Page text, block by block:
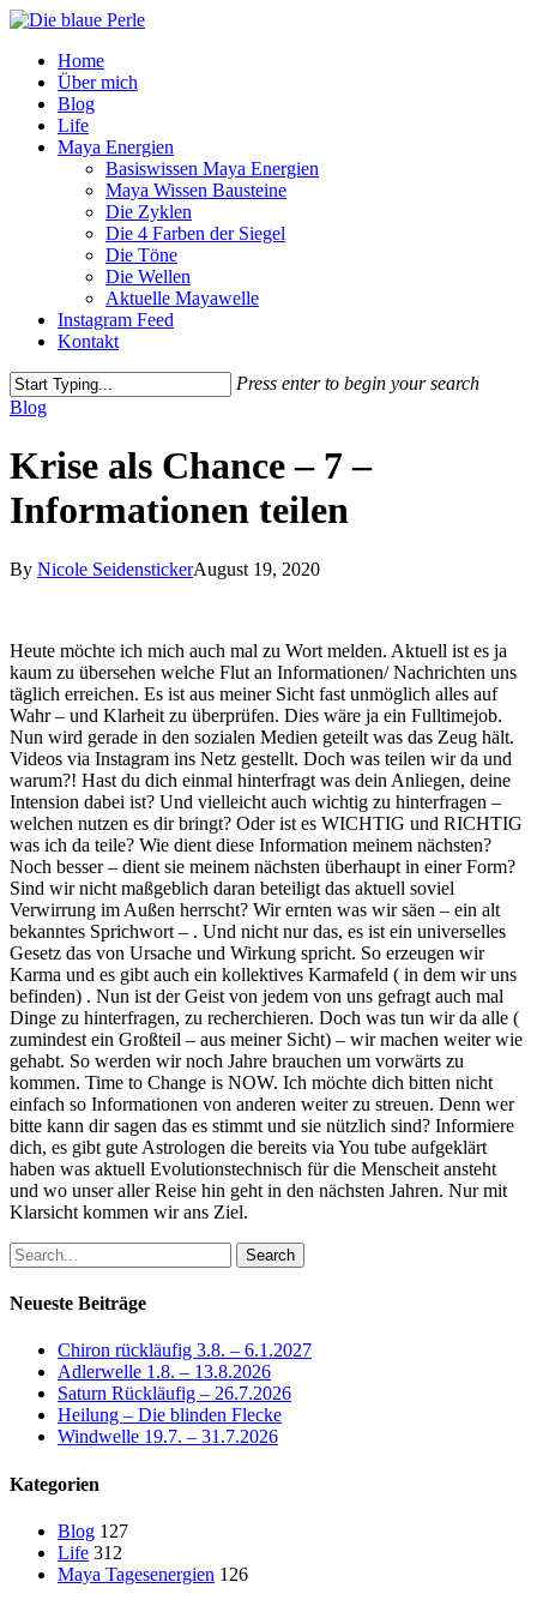
Skip
main
content
Menu
Home
Über mich
Blog
Life
Maya Energien
Basiswissen Maya Energien
Maya Wissen Bausteine
Die Zyklen
Die 4 Farben der Siegel
Die Töne
Die Wellen
Aktuelle Mayawelle
Instagram Feed
Kontakt
Press enter to begin your search
Close
Blog
Krise als Chance – 7 –
Informationen teilen
By Nicole SeidenstickerAugust 19, 2020
Heute möchte ich mich auch mal zu Wort melden. Aktuell ist es ja
kaum zu übersehen welche Flut an Informationen/ Nachrichten uns
täglich erreichen. Es ist aus meiner Sicht fast unmöglich alles auf
Wahr – und Klarheit zu überprüfen. Dies wäre ja ein Fulltimejob.
Nun wird gerade in den sozialen Medien geteilt was das Zeug hält.
Videos via Instagram ins Netz gestellt. Doch was teilen wir da und
warum?! Hast du dich einmal hinterfragt was dein Anliegen, deine
Intension dabei ist? Und vielleicht auch wichtig zu hinterfragen –
welchen nutzen es dir bringt? Oder ist es WICHTIG und RICHTIG
was ich da teile? Wie dient diese Information meinem nächsten?
Noch besser – dient sie meinem nächsten überhaupt in einer Form?
Sind wir nicht maßgeblich daran beteiligt das aktuell soviel
Verwirrung im Außen herrscht? Wir ernten was wir säen – ein alt
bekanntes Sprichwort – . Und nicht nur das, es ist ein universelles
Gesetz das von Ursache und Wirkung spricht. So erzeugen wir
Karma und es gibt auch ein kollektives Karmafeld ( in dem wir uns
befinden) . Nun ist der Geist von jedem von uns gefragt auch mal
Dinge zu hinterfragen, zu recherchieren. Doch was tun wir da alle (
zumindest ein Großteil – aus meiner Sicht) – wir machen weiter wie
gehabt. So werden wir noch Jahre brauchen um vorwärts zu
kommen. Time to Change is NOW. Ich möchte dich bitten nicht
einfach so Informationen von anderen weiter zu streuen. Denn wer
bitte kann dir sagen das es stimmt und sie nützlich sind? Informiere
dich, es gibt gute Astrologen die bereits via You tube aufgeklärt
haben was aktuell Evolutionstechnisch für die Menscheit ansteht
und wo unser aller Reise hin geht in den nächsten Jahren. Nur mit
Klarsicht kommen wir ans Ziel.
Search
Neueste Beiträge
Chiron rückläufig 3.8. – 6.1.2027
Adlerwelle 1.8. – 13.8.2026
Saturn Rückläufig – 26.7.2026
Heilung – Die blinden Flecke
Windwelle 19.7. – 31.7.2026
Kategorien
Blog 127
Life 312
Maya Tagesenergien 126